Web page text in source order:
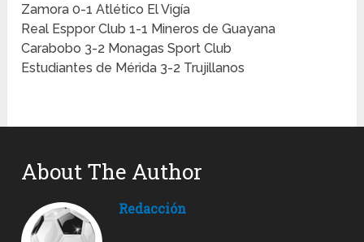
Zamora 0-1 Atlético El Vigía
Real Esppor Club 1-1 Mineros de Guayana
Carabobo 3-2 Monagas Sport Club
Estudiantes de Mérida 3-2 Trujillanos
About The Author
Redacción